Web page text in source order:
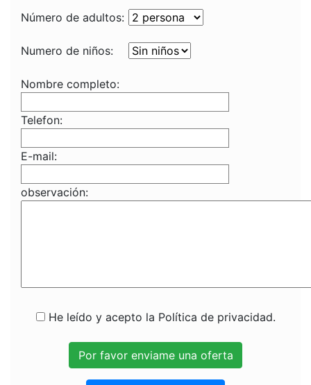
Número de adultos:
Numero de niños:
Nombre completo:
Telefon:
E-mail:
observación:
He leído y acepto la Política de privacidad.